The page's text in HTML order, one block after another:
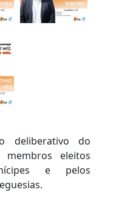
deliberativo do
eleitos
e pelos